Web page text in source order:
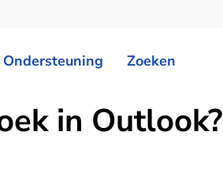
Ondersteuning Zoeken
in Outlook?